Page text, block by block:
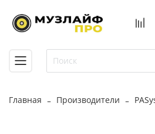
Главная Производители